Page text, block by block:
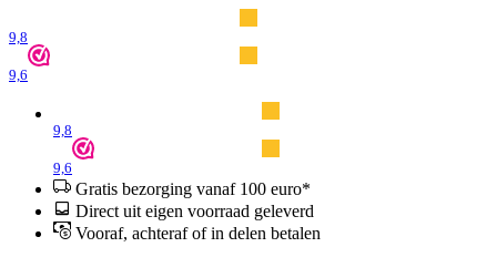
9,8
9,6
9,8
9,6
Gratis bezorging vanaf 100 euro*
Direct uit eigen voorraad geleverd
Vooraf, achteraf of in delen betalen